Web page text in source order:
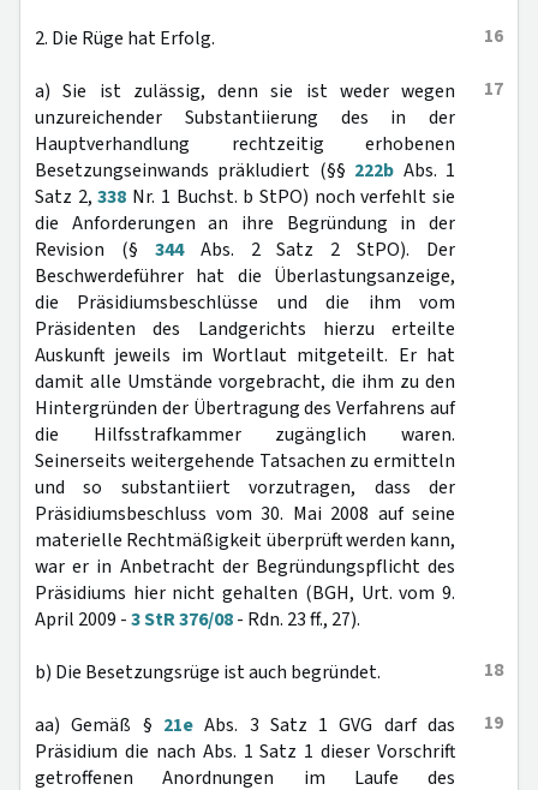
16
2. Die Rüge hat Erfolg.
17
a) Sie ist zulässig, denn sie ist weder wegen
unzureichender Substantiierung des in der
Hauptverhandlung rechtzeitig erhobenen
Besetzungseinwands präkludiert (§§ 222b Abs. 1
Satz 2,338 Nr. 1 Buchst. b StPO) noch verfehlt sie
die Anforderungen an ihre Begründung in der
Revision (§ 344Abs. 2 Satz 2 StPO). Der
Beschwerdeführer hat die Überlastungsanzeige,
die Präsidiumsbeschlüsse und die ihm vom
Präsidenten des Landgerichts hierzu erteilte
Auskunft jeweils im Wortlaut mitgeteilt. Er hat
damit alle Umstände vorgebracht, die ihm zu den
Hintergründen der Übertragung des Verfahrens auf
die Hilfsstrafkammer zugänglich waren.
Seinerseits weitergehende Tatsachen zu ermitteln
und so substantiiert vorzutragen, dass der
Präsidiumsbeschluss vom 30. Mai 2008 auf seine
materielle Rechtmäßigkeit überprüft werden kann,
war er in Anbetracht der Begründungspflicht des
Präsidiums hier nicht gehalten (BGH, Urt. vom 9.
April 2009 -3 StR 376/08- Rdn. 23 ff., 27).
18
b) Die Besetzungsrüge ist auch begründet.
19
aa) Gemäß § 21eAbs. 3 Satz 1 GVG darf das
Präsidium die nach Abs. 1 Satz 1 dieser Vorschrift
getroffenen Anordnungen im Laufe des